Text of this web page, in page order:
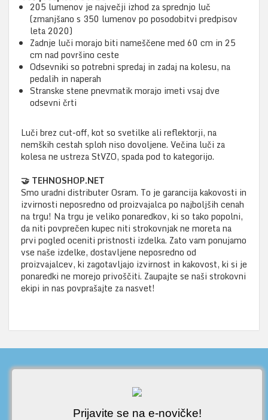
205 lumenov je največji izhod za sprednjo luč
(zmanjšano s 350 lumenov po posodobitvi predpisov
leta 2020)
Zadnje luči morajo biti nameščene med 60 cm in 25
cm nad površino ceste
Odsevniki so potrebni spredaj in zadaj na kolesu, na
pedalih in naperah
Stranske stene pnevmatik morajo imeti vsaj dve
odsevni črti
Luči brez cut-off, kot so svetilke ali reflektorji, na
nemških cestah sploh niso dovoljene. Večina luči za
kolesa ne ustreza StVZO, spada pod to kategorijo.
🤝 TEHNOSHOP.NET
Smo uradni distributer Osram. To je garancija kakovosti in
izvirnosti neposredno od proizvajalca po najboljših cenah
na trgu! Na trgu je veliko ponaredkov, ki so tako popolni,
da niti povprečen kupec niti strokovnjak ne moreta na
prvi pogled oceniti pristnosti izdelka. Zato vam ponujamo
vse naše izdelke, dostavljene neposredno od
proizvajalcev, ki zagotavljajo izvirnost in kakovost, ki si je
ponaredki ne morejo privoščiti. Zaupajte se naši strokovni
ekipi in nas povprašajte za nasvet!
Prijavite se na e-novičke!